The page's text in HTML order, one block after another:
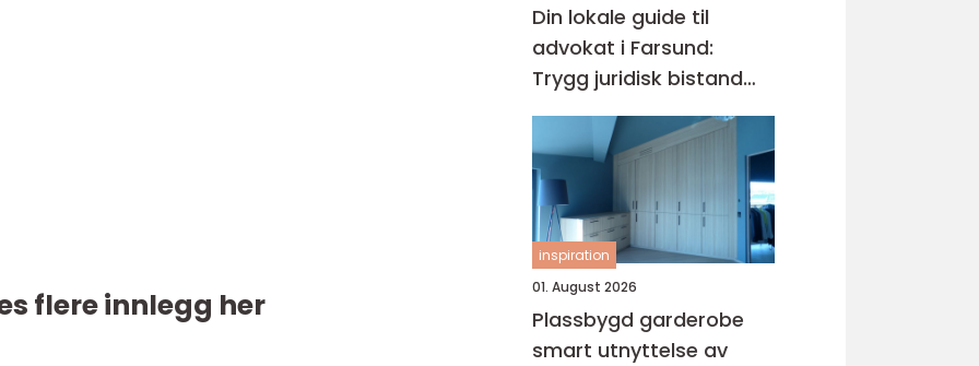
flere innlegg her
Din lokale guide til
advokat i Farsund:
Trygg juridisk bistand
når du trenger det
inspiration
01. August 2026
Plassbygd garderobe
smart utnyttelse av